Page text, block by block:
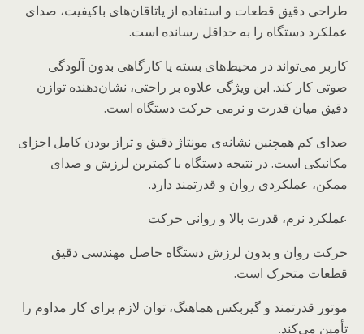
طراحی دقیق قطعات و استفاده از یاتاقان‌های باکیفیت، صدای
عملکرد دستگاه را به حداقل رسانده است.
کاربر می‌تواند در محیط‌های بسته یا کارگاهی بدون آلودگی
صوتی کار کند. این ویژگی علاوه بر راحتی، نشان‌دهنده توازن
دقیق میان قدرت و نرمی حرکت دستگاه است.
صدای کم همچنین نشانه‌ی مونتاژ دقیق و تراز بودن کامل اجزای
مکانیکی است. در نتیجه دستگاه با کمترین لرزش و صدای
ممکن، عملکردی روان و قدرتمند دارد.
عملکرد نرم، قدرت بالا و روانی حرکت
حرکت روان و بدون لرزش دستگاه حاصل مهندسی دقیق
قطعات متحرک است.
موتور قدرتمند و گیربکس هماهنگ، توان لازم برای کار مداوم را
تأمین می‌کند.